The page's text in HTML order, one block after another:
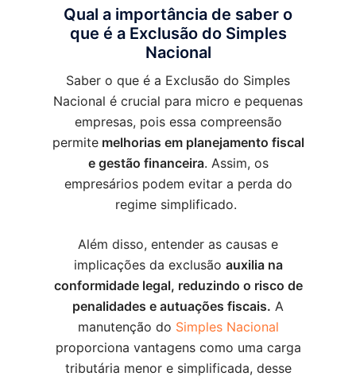
Qual a importância de saber o
que é a Exclusão do Simples
Nacional
Saber o que é a Exclusão do Simples
Nacional é crucial para micro e pequenas
empresas, pois essa compreensão
permitemelhorias em planejamento fiscal
e gestão financeira. Assim, os
empresários podem evitar a perda do
regime simplificado.
Além disso, entender as causas e
implicações da exclusão auxilia na
conformidade legal, reduzindo o risco de
penalidades e autuações fiscais. A
manutenção do Simples Nacional
proporciona vantagens como uma carga
tributária menor e simplificada, desse